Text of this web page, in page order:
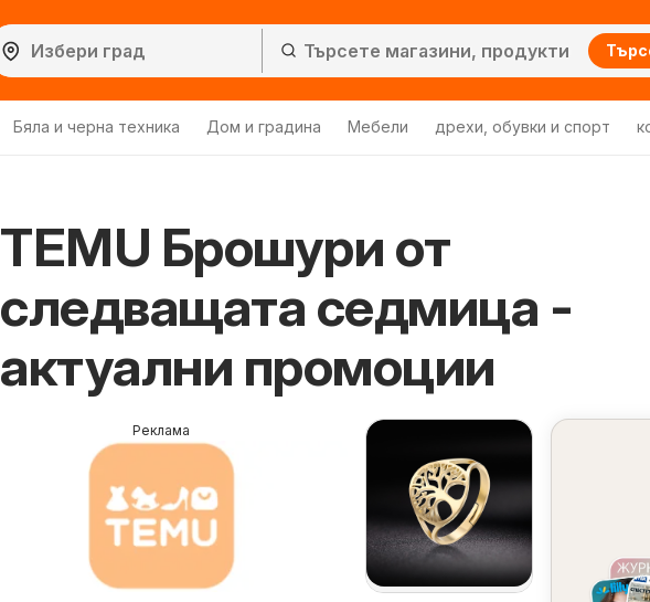
Бяла и черна техника Дом и градина Мебели дрехи, обувки и спорт
TEMU Брошури от
следващата седмица -
актуални промоции
Реклама